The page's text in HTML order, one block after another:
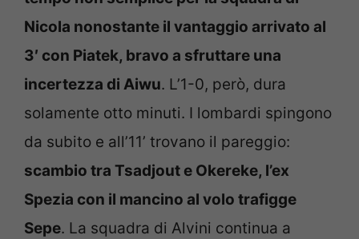
Nicola nonostante il vantaggio arrivato al
3′ con Piatek, bravo a sfruttare una
incertezza di Aiwu. L’1-0, però, dura
solamente otto minuti. I lombardi spingono
da subito e all’11’ trovano il pareggio:
scambio tra Tsadjout e Okereke, l’ex
Spezia con il mancino al volo trafigge
Sepe. La squadra di Alvini continua a